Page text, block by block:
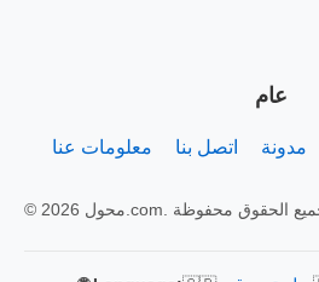
عام
معلومات عنا اتصل بنا مدونة